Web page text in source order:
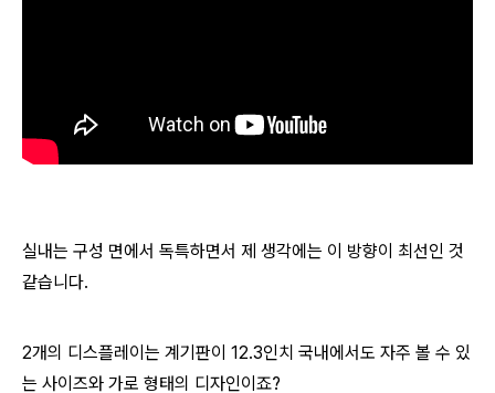
실내는 구성 면에서 독특하면서 제 생각에는 이 방향이 최선인 것
같습니다.
2개의 디스플레이는 계기판이 12.3인치 국내에서도 자주 볼 수 있
는 사이즈와 가로 형태의 디자인이죠?